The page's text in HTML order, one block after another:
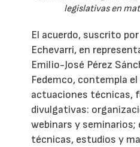
legislativas en
El acuerdo, suscrito
Echevarri, en
Emilio-José Pérez
Fedemco, contempla
actuaciones técnicas,
divulgativas:
webinars y seminarios;
técnicas, estudios y